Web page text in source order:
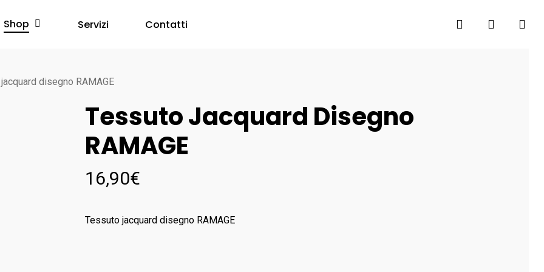
Shop Servizi Contatti search account
disegno RAMAGE
Tessuto Jacquard Disegno
RAMAGE
16,90€
Tessuto jacquard disegno RAMAGE